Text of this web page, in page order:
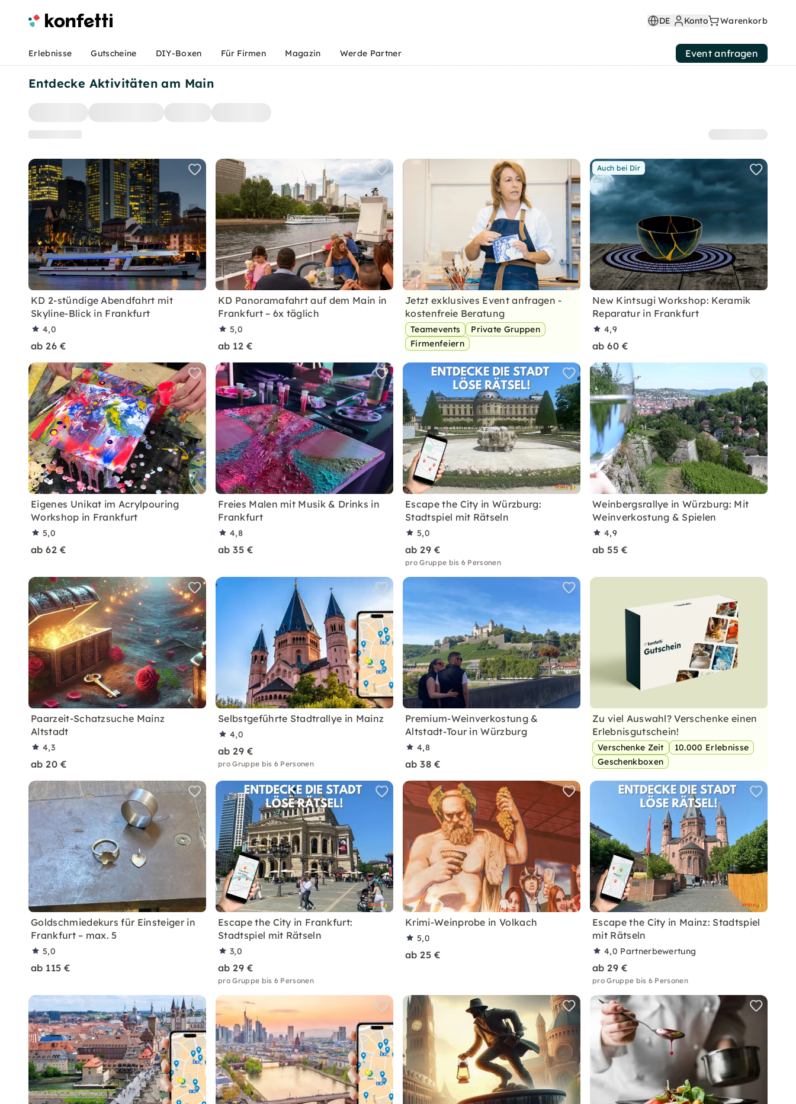
Entdecke Aktivitäten am Main
KD 2-stündige Abendfahrt mit
Skyline-Blick in Frankfurt
4,0
ab 26 €
KD Panoramafahrt auf dem Main in
Frankfurt – 6x täglich
5,0
ab 12 €
Jetzt exklusives Event anfragen -
kostenfreie Beratung
Teamevents
Private Gruppen
Firmenfeiern
Auch bei Dir
New Kintsugi Workshop: Keramik
Reparatur in Frankfurt
4,9
ab 60 €
Eigenes Unikat im Acrylpouring
Workshop in Frankfurt
5,0
ab 62 €
Freies Malen mit Musik & Drinks in
Frankfurt
4,8
ab 35 €
Escape the City in Würzburg:
Stadtspiel mit Rätseln
5,0
ab 29 €
pro Gruppe bis 6 Personen
Weinbergsrallye in Würzburg: Mit
Weinverkostung & Spielen
4,9
ab 55 €
Paarzeit-Schatzsuche Mainz
Altstadt
4,3
ab 20 €
Selbstgeführte Stadtrallye in Mainz
4,0
ab 29 €
pro Gruppe bis 6 Personen
Premium-Weinverkostung &
Altstadt-Tour in Würzburg
4,8
ab 38 €
Zu viel Auswahl? Verschenke einen
Erlebnisgutschein!
Verschenke Zeit
10.000 Erlebnisse
Geschenkboxen
Goldschmiedekurs für Einsteiger in
Frankfurt – max. 5
5,0
ab 115 €
Escape the City in Frankfurt:
Stadtspiel mit Rätseln
3,0
ab 29 €
pro Gruppe bis 6 Personen
Krimi-Weinprobe in Volkach
5,0
ab 25 €
Escape the City in Mainz: Stadtspiel
mit Rätseln
4,0 Partnerbewertung
ab 29 €
pro Gruppe bis 6 Personen
DE Konto Warenkorb
Erlebnisse Gutscheine DIY-Boxen Für Firmen Magazin Werde Partner Event anfragen